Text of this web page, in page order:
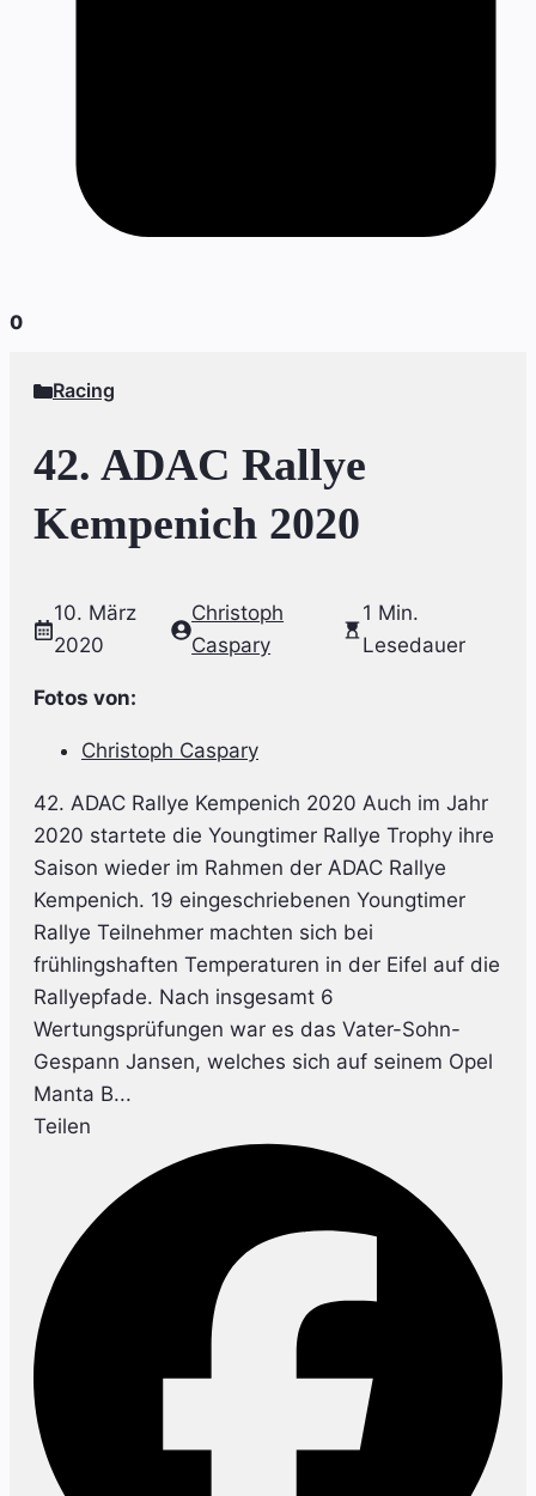
0
Racing
42. ADAC Rallye
Kempenich 2020
10. März
2020
Christoph
Caspary
1 Min.
Lesedauer
Fotos von:
Christoph Caspary
42. ADAC Rallye Kempenich 2020 Auch im Jahr
2020 startete die Youngtimer Rallye Trophy ihre
Saison wieder im Rahmen der ADAC Rallye
Kempenich. 19 eingeschriebenen Youngtimer
Rallye Teilnehmer machten sich bei
frühlingshaften Temperaturen in der Eifel auf die
Rallyepfade. Nach insgesamt 6
Wertungsprüfungen war es das Vater-Sohn-
Gespann Jansen, welches sich auf seinem Opel
Manta B...
Teilen